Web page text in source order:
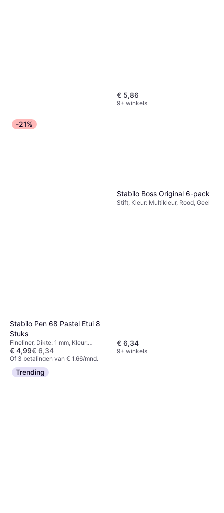
€ 5,86
9+ winkels
-21%
Stabilo Pen 68 Pastel Etui 8
Stuks
Fineliner, Dikte: 1 mm, Kleur:
Multikleur
€ 4,99€ 6,34
Of 3 betalingen van € 1,66/mnd.
9+ winkels
Stabilo Boss Original 6-pack
Stift, Kleur: Multikleur, Rood, Geel
€ 6,34
9+ winkels
Trending